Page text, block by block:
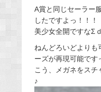
A賞と同じセーラー
したですよっ！！！
美少女全開ですなΣ
ねんどろいどよりも
ーズが再現可能で
こう、メガネをスチ
♪